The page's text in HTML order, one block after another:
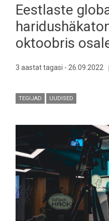
Eestlaste
oktoobris
3 aastat tagasi - 26.09.2022
TEGIJAD UUDISED